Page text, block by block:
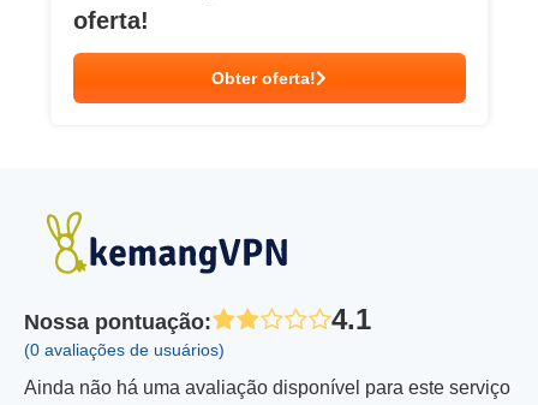
oferta!
Obter oferta!
Nossa pontuação: 4.1
(0 avaliações de usuários)
Ainda não há uma avaliação disponível para este serviço